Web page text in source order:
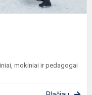
mokiniai ir pedagogai